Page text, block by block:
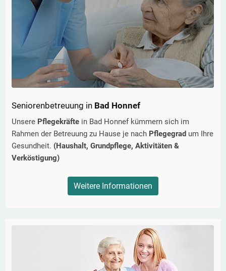
Seniorenbetreuung in Bad Honnef
Unsere Pflegekräfte in Bad Honnef kümmern sich im
Rahmen der Betreuung zu Hause je nach Pflegegrad um Ihre
Gesundheit. (Haushalt, Grundpflege, Aktivitäten &
Verköstigung)
Weitere Informationen